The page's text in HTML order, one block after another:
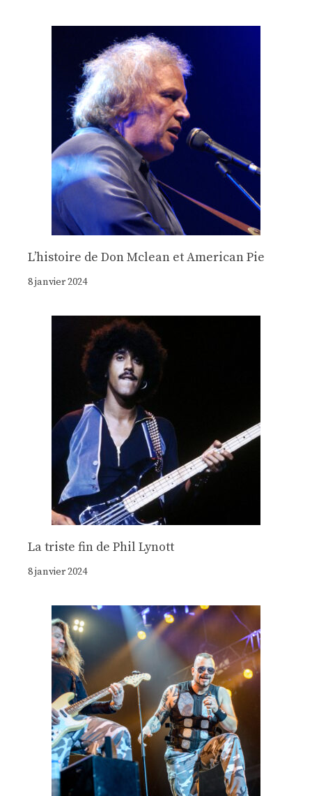
Lʼhistoire de Don Mclean et American Pie
8 janvier 2024
La triste fin de Phil Lynott
8 janvier 2024